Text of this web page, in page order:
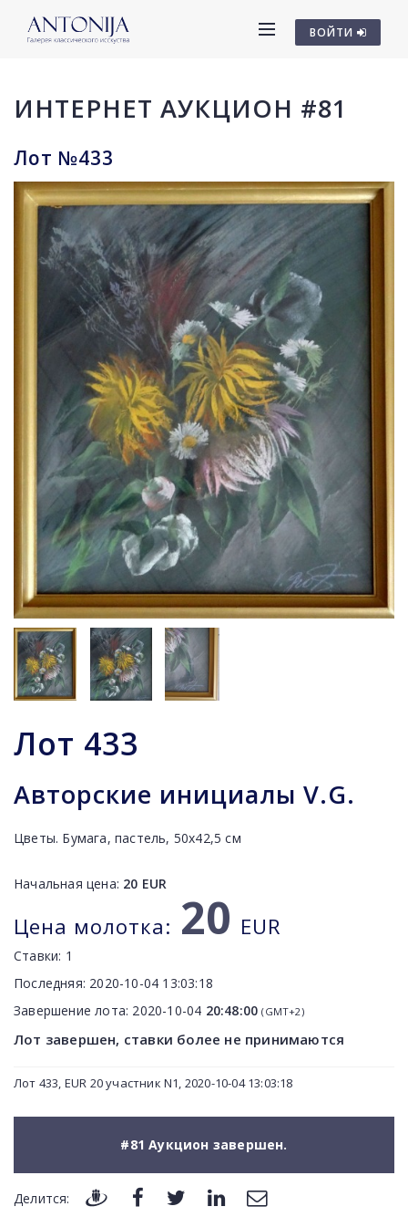
ВОЙТИ
ИНТЕРНЕТ АУКЦИОН #81
Лот №433
Лот 433
Авторские инициалы V.G.
Цветы. Бумага, пастель, 50х42,5 см
Начальная цена: 20 EUR
Цена молотка: 20 EUR
Ставки: 1
Последняя: 2020-10-04 13:03:18
Завершение лота: 2020-10-04 20:48:00 (GMT+2)
Лот завершен, ставки более не принимаются
Лот 433, EUR 20 участник N1, 2020-10-04 13:03:18
#81 Аукцион завершен.
Делится: